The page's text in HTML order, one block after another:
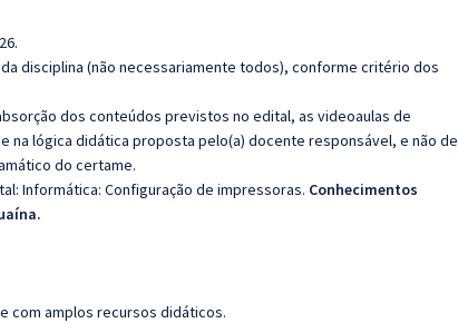
disciplina (não necessariamente todos), conforme critério dos
dos conteúdos previstos no edital, as videoaulas de
na lógica didática proposta pelo(a) docente responsável, e não de
do certame.
Informática: Configuração de impressoras. Conhecimentos
com amplos recursos didáticos.